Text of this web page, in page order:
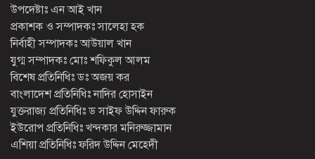
উপদেষ্টাঃ এন আই খান
প্রকাশক ও সম্পাদকঃ সালেহা হক
নির্বাহী সম্পাদকঃ আউয়াল খান
যুগ্ম সম্পাদকঃ মোঃ শফিকুল আলম
বিশেষ প্রতিনিধিঃ ডঃ অজয় কর
বাংলাদেশ প্রতিনিধিঃ নাদির হোসাইন
যুক্তরাজ্য প্রতিনিধিঃ ড সাইফ উদ্দিন ফারুক
ইউরোপ প্রতিনিধিঃ খন্দকার মনিরুজ্জামান
এশিয়া প্রতিনিধিঃ ফরিদ উদ্দিন মেহেদী